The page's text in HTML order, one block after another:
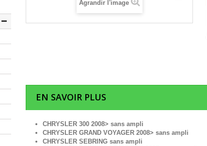
Agrandir l'image
EN SAVOIR PLUS
CHRYSLER 300 2008> sans ampli
CHRYSLER GRAND VOYAGER 2008> sans ampli
CHRYSLER SEBRING sans ampli